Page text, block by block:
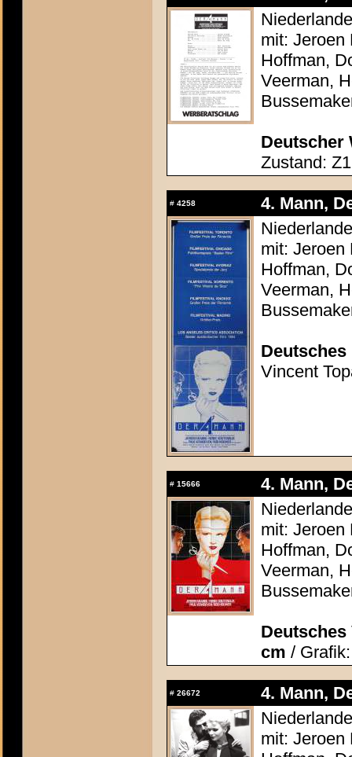
mit: Jeroen
Hoffman,
Veerman,
Deutscher
Zustand: Z1
# 4258
4. Mann,
mit: Jeroen
Hoffman,
Veerman,
Vincent
# 15666
4. Mann,
mit: Jeroen
Hoffman,
Veerman,
Deutsches
cm /
# 26672
4. Mann,
mit: Jeroen